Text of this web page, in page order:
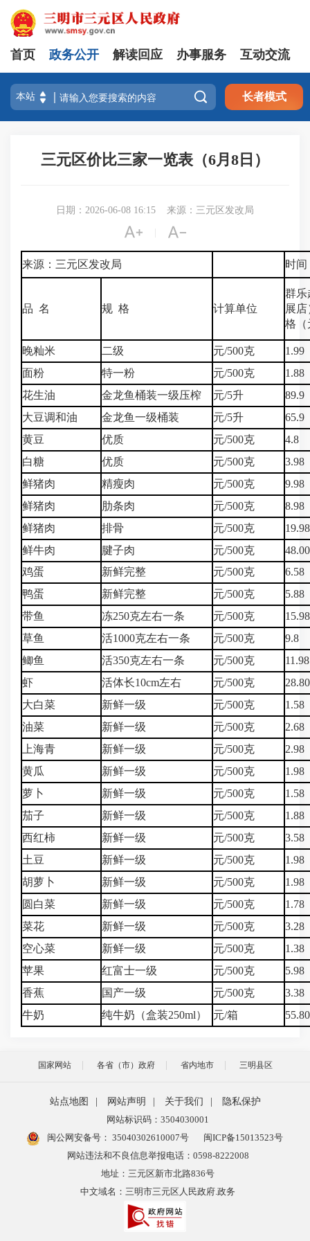
首页 政务公开 解读回应 办事服务 互动交流
 长者模式
三元区价比三家一览表（6月8日）
日期：2026-06-08 16:15 来源：三元区发改局
 
来源：三元区发改局 时间
品 名 规 格 计算单位
群乐
展
格（
晚籼米 二级 元/500克
1.99
面粉
特一粉 元/500克
1.88
花生油
金龙鱼桶装一级压榨 元/5升
89.9
大豆调和油
金龙鱼一级桶装 元/5升
65.9
黄豆
优质 元/500克
4.8
白糖
优质 元/500克
3.98
鲜猪肉
精瘦肉 元/500克
9.98
鲜猪肉
肋条肉 元/500克
8.98
鲜猪肉
排骨 元/500克
19.98
鲜牛肉
腱子肉 元/500克
鸡蛋
新鲜完整 元/500克
6.58
鸭蛋
新鲜完整 元/500克
5.88
带鱼
冻250克左右一条 元/500克
15.98
草鱼
活1000克左右一条 元/500克
9.8
鲫鱼
活350克左右一条 元/500克
11.98
虾
活体长10cm左右 元/500克
大白菜
新鲜一级 元/500克
1.58
油菜
新鲜一级 元/500克
2.68
上海青
新鲜一级 元/500克
2.98
黄瓜
新鲜一级 元/500克
1.98
萝卜
新鲜一级 元/500克
1.58
茄子
新鲜一级 元/500克
1.88
西红柿
新鲜一级 元/500克
3.58
土豆
新鲜一级 元/500克
1.98
胡萝卜
新鲜一级 元/500克
1.98
圆白菜
新鲜一级 元/500克
1.78
菜花
新鲜一级 元/500克
3.28
空心菜
新鲜一级 元/500克
1.38
苹果
红富士一级 元/500克
5.98
香蕉
国产一级 元/500克
3.38
牛奶
纯牛奶（盒装250ml） 元/箱
国家网站 各省（市）政府 省内地市 三明县区
站点地图 网站声明 关于我们
隐私保护
网站标识码：3504030001
闽公网安备号： 35040302610007号
闽ICP备15013523号
网站违法和不良信息举报电话：0598-8222008
地址：三元区新市北路836号
中文域名：三明市三元区人民政府.政务